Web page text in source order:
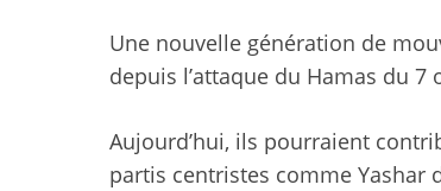
Une nouvelle génération de
depuis l’attaque du Hamas du 7
Aujourd’hui, ils pourraient
partis centristes comme Yashar